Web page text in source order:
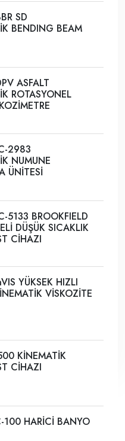
SD
BENDING BEAM
ASFALT
ROTASYONEL
2983
NUMUNE
ÜNİTESİ
5133 BROOKFIELD
DÜŞÜK SICAKLIK
CİHAZI
YÜKSEK HIZLI
VİSKOZİTE
KİNEMATİK
CİHAZI
HARİCİ BANYO